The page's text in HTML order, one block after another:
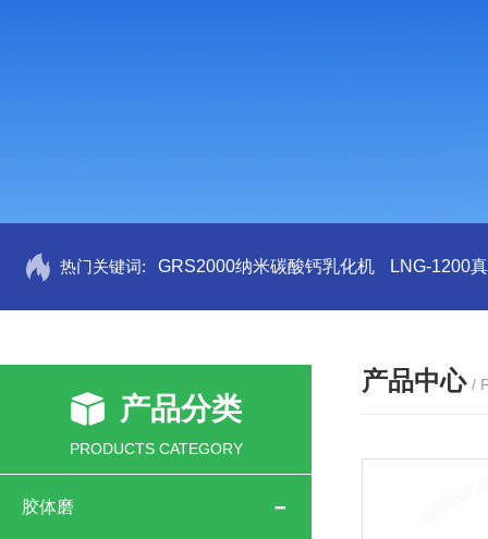
热门关键词: GRS2000纳米碳酸钙乳化机 LNG-1200
产品分类
PRODUCTS CATEGORY
胶体磨
产品中心 /